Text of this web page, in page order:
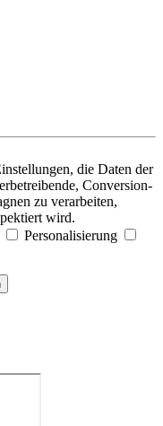
die Daten der
Conversion-
zu verarbeiten,
wird.
Personalisierung